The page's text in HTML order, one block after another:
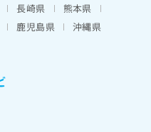
長崎県
熊本県
鹿児島県 沖縄県